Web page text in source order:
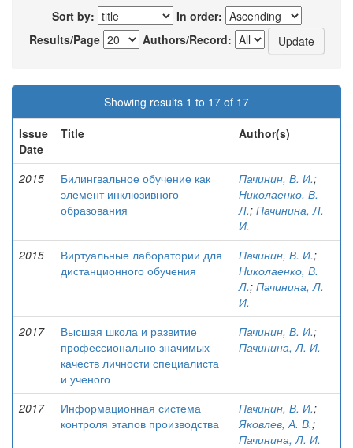
Sort by:
In order:
Results/Page
Authors/Record:
Showing results 1 to 17 of 17
Issue
Date
Title Author(s)
2015
Билингвальное обучение как
элемент инклюзивного
образования
Пачинин, В. И.;
Николаенко, В.
Л.; Пачинина, Л.
И.
2015
Виртуальные лаборатории для
дистанционного обучения
Пачинин, В. И.;
Николаенко, В.
Л.; Пачинина, Л.
И.
2017
Высшая школа и развитие
профессионально значимых
качеств личности специалиста
и ученого
Пачинин, В. И.;
Пачинина, Л. И.
2017
Информационная система
контроля этапов производства
Пачинин, В. И.;
Яковлев, А. В.;
Пачинина, Л. И.